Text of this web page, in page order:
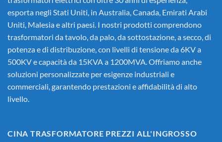
esporta negli Stati Uniti, in Australia, Canada, Emirati Arabi
Uniti, Malesia e altri paesi. I nostri prodotti comprendono
trasformatori da tavolo, da palo, da sottostazione, a secco, di
potenza e di distribuzione, con livelli di tensione da 6KV a
500KV e capacità da 15KVA a 1200MVA. Offriamo anche
soluzioni personalizzate per esigenze industriali e
commerciali, garantendo prestazioni e affidabilità di alto
livello.
CINA TRASFORMATORE PREZZI ALL'INGROSSO